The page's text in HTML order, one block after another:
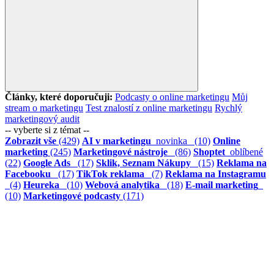
Články, které doporučuji: Podcasty o online marketingu Můj
stream o marketingu Test znalostí z online marketingu Rychlý
marketingový audit
-- vyberte si z témat --
Zobrazit vše (429) AI v marketingu novinka (10) Online
marketing (245) Marketingové nástroje (86) Shoptet oblíbené
(22) Google Ads (17) Sklik, Seznam Nákupy (15) Reklama na
Facebooku
(17) TikTok reklama (7) Reklama na Instagramu
(4) Heureka (10) Webová analytika (18) E-mail marketing
(10) Marketingové podcasty (171)